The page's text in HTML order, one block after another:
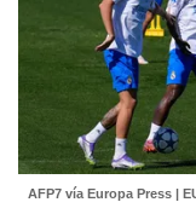
AFP7 vía Europa Press |